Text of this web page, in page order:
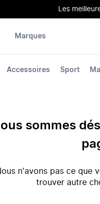
Les
Accessoires Sport
Marques
sommes
n'avons pas ce que
trouver autre